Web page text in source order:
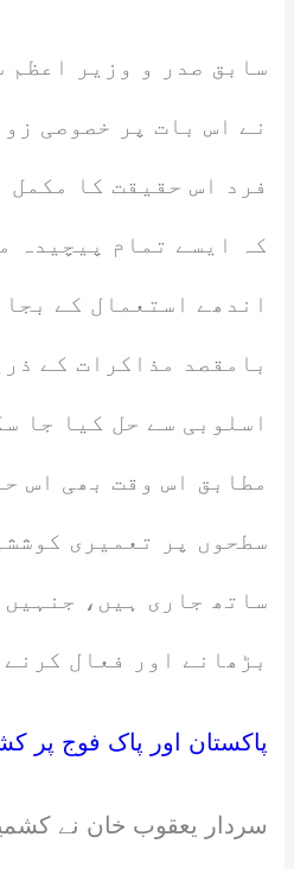
سابق صدر و وزیر اعظم
نے اس بات پر خصوصی
فرد اس حقیقت کا مکمل
کہ ایسے تمام پیچیدہ
اندھے استعمال کے
بامقصد مذاکرات کے
اسلوبی سے حل کیا جا
مطابق اس وقت بھی اس
سطحوں پر تعمیری
ساتھ جاری ہیں،
بڑھانے اور فعال
پاکستان اور پاک فوج پر
سردار یعقوب خان نے